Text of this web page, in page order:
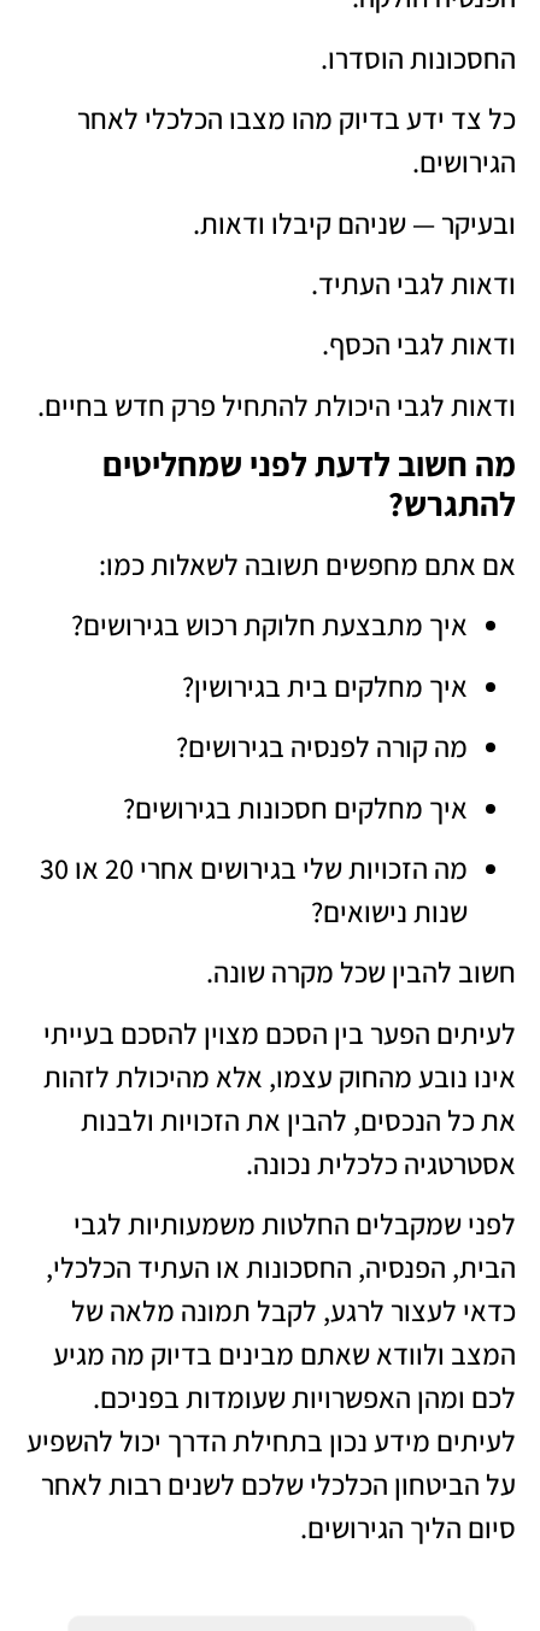
החסכונות הוסדרו.
כל צד ידע בדיוק מהו מצבו הכלכלי לאחר
הגירושים.
ובעיקר — שניהם קיבלו ודאות.
ודאות לגבי העתיד.
ודאות לגבי הכסף.
ודאות לגבי היכולת להתחיל פרק חדש בחיים.
מה חשוב לדעת לפני שמחליטים
להתגרש?
אם אתם מחפשים תשובה לשאלות כמו:
איך מתבצעת חלוקת רכוש בגירושים?
איך מחלקים בית בגירושין?
מה קורה לפנסיה בגירושים?
איך מחלקים חסכונות בגירושים?
מה הזכויות שלי בגירושים אחרי 20 או 30
שנות נישואים?
חשוב להבין שכל מקרה שונה.
לעיתים הפער בין הסכם מצוין להסכם בעייתי
אינו נובע מהחוק עצמו, אלא מהיכולת לזהות
את כל הנכסים, להבין את הזכויות ולבנות
אסטרטגיה כלכלית נכונה.
לפני שמקבלים החלטות משמעותיות לגבי
הבית, הפנסיה, החסכונות או העתיד הכלכלי,
כדאי לעצור לרגע, לקבל תמונה מלאה של
המצב ולוודא שאתם מבינים בדיוק מה מגיע
לכם ומהן האפשרויות שעומדות בפניכם.
לעיתים מידע נכון בתחילת הדרך יכול להשפיע
על הביטחון הכלכלי שלכם לשנים רבות לאחר
סיום הליך הגירושים.